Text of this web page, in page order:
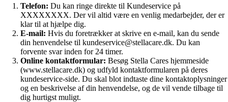
Telefon: Du kan ringe direkte til Kundeservice på
XXXXXXXX. Der vil altid være en venlig medarbejder, der er
klar til at hjælpe dig.
E-mail: Hvis du foretrækker at skrive en e-mail, kan du sende
din henvendelse til kundeservice@stellacare.dk. Du kan
forvente svar inden for 24 timer.
Online kontaktformular: Besøg Stella Cares hjemmeside
(www.stellacare.dk) og udfyld kontaktformularen på deres
kundeservice-side. Du skal blot indtaste dine kontaktoplysninger
og en beskrivelse af din henvendelse, og de vil vende tilbage til
dig hurtigst muligt.